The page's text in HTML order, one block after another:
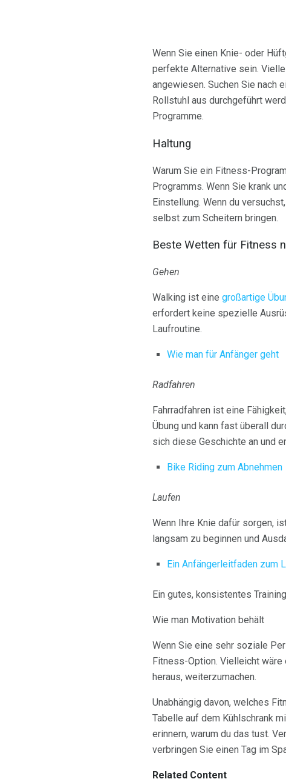
Wenn Sie einen Knie- oder
perfekte Alternative sein.
angewiesen. Suchen Sie nach
Rollstuhl aus durchgeführt
Programme.
Haltung
Warum Sie ein Fitness-
Programms. Wenn Sie krank
Einstellung. Wenn du
selbst zum Scheitern bringen.
Beste Wetten für Fitness
Gehen
Walking ist eine großartige
erfordert keine spezielle
Laufroutine.
Wie man für Anfänger geht
Radfahren
Fahrradfahren ist eine
Übung und kann fast überall
sich diese Geschichte an und
Bike Riding zum Abnehmen
Laufen
Wenn Ihre Knie dafür sorgen,
langsam zu beginnen und
Ein Anfängerleitfaden zum
Ein gutes, konsistentes
Wie man Motivation behält
Wenn Sie eine sehr soziale
Fitness-Option. Vielleicht
heraus, weiterzumachen.
Unabhängig davon, welches
Tabelle auf dem Kühlschrank
erinnern, warum du das tust.
verbringen Sie einen Tag im
Related Content